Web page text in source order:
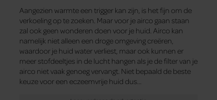
Aangezien warmte een trigger kan zijn, is het fijn om de
verkoeling op te zoeken. Maar voor je airco gaan staan
zal ook geen wonderen doen voor je huid. Airco kan
namelijk niet alleen een droge omgeving creëren,
waardoor je huid water verliest, maar ook kunnen er
meer stofdeeltjes in de lucht hangen als je de filter van je
airco niet vaak genoeg vervangt. Niet bepaald de beste
keuze voor een eczeemvrije huid dus…